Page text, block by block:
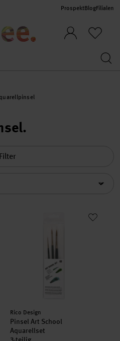
ProspektBlogFilialen
Filter
Pinsel Art School Aquarellset
Hersteller:
Rico Design
Pinsel Art School
Aquarellset